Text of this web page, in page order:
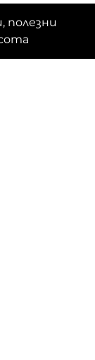
полезни